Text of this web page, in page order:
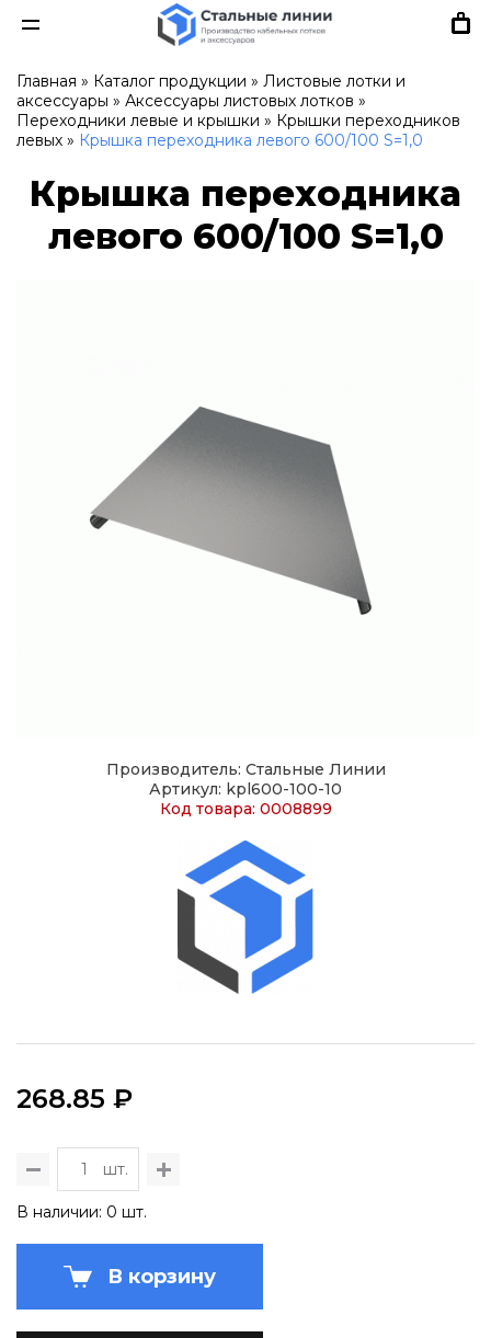
Главная » Каталог продукции » Листовые лотки и
аксессуары » Аксессуары листовых лотков »
Переходники левые и крышки » Крышки переходников
левых » Крышка переходника левого 600/100 S=1,0
Крышка переходника
левого 600/100 S=1,0
Производитель: Стальные Линии
Артикул: kpl600-100-10
Код товара: 0008899
268.85 ₽
шт.
В наличии: 0 шт.
В корзину